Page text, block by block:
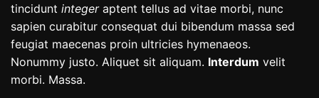
tincidunt integeraptent tellus ad vitae morbi, nunc
sapien curabitur consequat dui bibendum massa sed
feugiat maecenas proin ultricies hymenaeos.
Nonummy justo. Aliquet sit aliquam. Interdum velit
morbi. Massa.